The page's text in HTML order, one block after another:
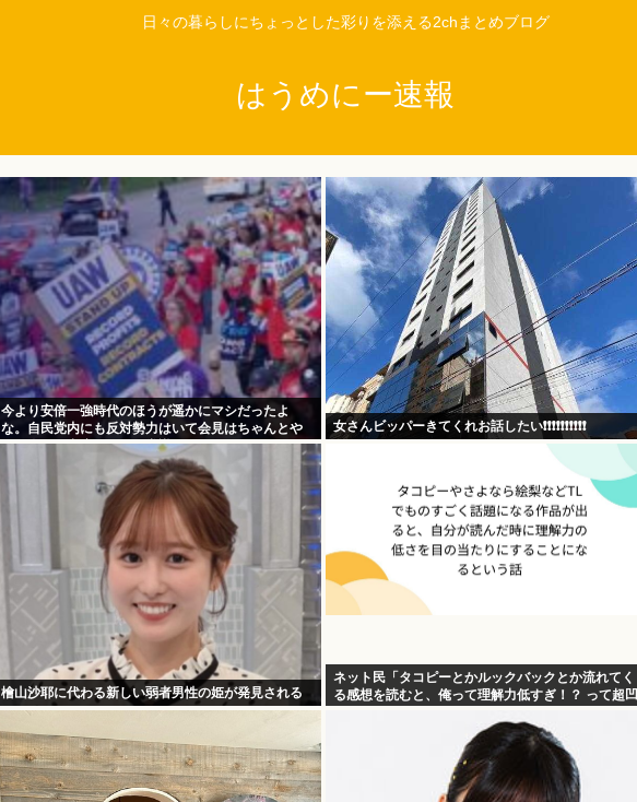
日々の暮らしにちょっとした彩りを添える2chまとめブログ
はうめにー速報
今より安倍一強時代のほうが遥かにマシだったよ
な。自民党内にも反対勢力はいて会見はちゃんとや
り国会にも出席、僅かに常識もあった
女さんビッパーきてくれお話したい❗❗❗❗❗❗❗❗❗❗
檜山沙耶に代わる新しい弱者男性の姫が発見される
ネット民「タコピーとかルックバックとか流れてく
る感想を読むと、俺って理解力低すぎ！？ って超凹